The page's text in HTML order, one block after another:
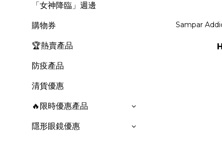
「女神降臨」週邊
購物券
🏆熱賣產品
防疫產品
清貨優惠
🔥限時優惠產品
隱形眼鏡優惠
Sampar